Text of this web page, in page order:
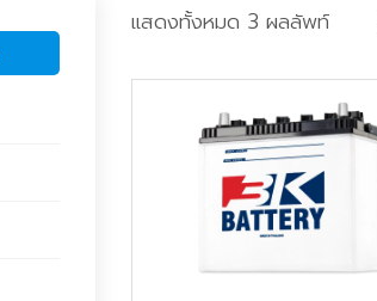
แสดงทั้งหมด 3 ผลลัพท์